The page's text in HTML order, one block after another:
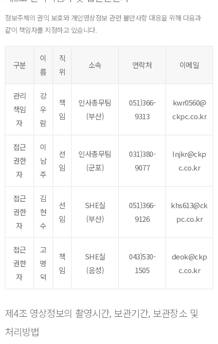
정보주체의 권익 보호와 개인영상정보 관련 불만사항 대응을 위해 다음과
같이 책임자를 지정하고 있습니다.
구분
이
름
직
위
소속 연락처 이메일
관리
책임
자
강
우
람
책
임
인사총무팀
(부산)
051)366-
9313
kwr0560@
ckpc.co.kr
접근
권한
자
이
남
주
선
임
인사총무팀
(군포)
031)380-
9077
Injkr@ckp
c.co.kr
접근
권한
자
김
현
수
선
임
SHE실
(부산)
051)366-
9126
khs613@ck
pc.co.kr
접근
권한
자
고
명
덕
책
임
SHE실
(음성)
043)530-
1505
deok@ckp
c.co.kr
제4조 영상정보의 촬영시간, 보관기간, 보관장소 및
처리방법